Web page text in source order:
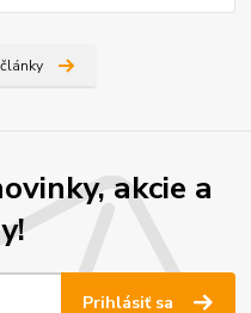
akcie a
Prihlásiť sa